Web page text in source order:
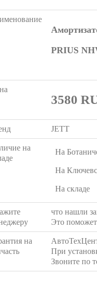
PRIUS
3580
JETT
на
На
На
На складе
что нашли
Это поможет
на
При
Звоните по